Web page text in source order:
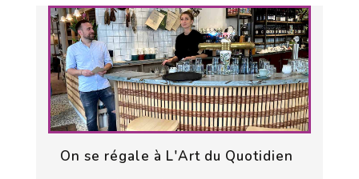
On se régale à L'Art du Quotidien